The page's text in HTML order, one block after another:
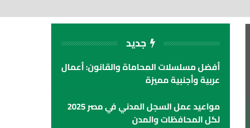
جديد
أفضل مسلسلات المحاماة والقانون: أعمال
عربية وأجنبية مميزة
مواعيد عمل السجل المدني في مصر 2025
لكل المحافظات والمدن